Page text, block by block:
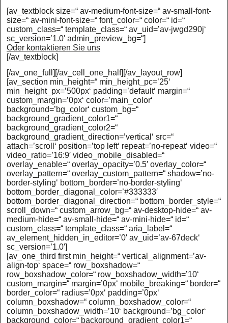
[av_textblock size=“ av-medium-font-size=“ av-small-font-
size=“ av-mini-font-size=“ font_color=“ color=“ id=“
custom_class=“ template_class=“ av_uid=’av-jwgd290j‘
sc_version=’1.0′ admin_preview_bg=“]
Oder kontaktieren Sie uns
[/av_textblock]
[/av_one_full][/av_cell_one_half][/av_layout_row]
[av_section min_height=“ min_height_pc=’25‘
min_height_px=’500px‘ padding=’default‘ margin=“
custom_margin=’0px‘ color=’main_color‘
background=’bg_color‘ custom_bg=“
background_gradient_color1=“
background_gradient_color2=“
background_gradient_direction=’vertical‘ src=“
attach=’scroll‘ position=’top left‘ repeat=’no-repeat‘ video=“
video_ratio=’16:9′ video_mobile_disabled=“
overlay_enable=“ overlay_opacity=’0.5′ overlay_color=“
overlay_pattern=“ overlay_custom_pattern=“ shadow=’no-
border-styling‘ bottom_border=’no-border-styling‘
bottom_border_diagonal_color=’#333333′
bottom_border_diagonal_direction=“ bottom_border_style=“
scroll_down=“ custom_arrow_bg=“ av-desktop-hide=“ av-
medium-hide=“ av-small-hide=“ av-mini-hide=“ id=“
custom_class=“ template_class=“ aria_label=“
av_element_hidden_in_editor=’0′ av_uid=’av-67deck‘
sc_version=’1.0′]
[av_one_third first min_height=“ vertical_alignment=’av-
align-top‘ space=“ row_boxshadow=“
row_boxshadow_color=“ row_boxshadow_width=’10‘
custom_margin=“ margin=’0px‘ mobile_breaking=“ border=“
border_color=“ radius=’0px‘ padding=’0px‘
column_boxshadow=“ column_boxshadow_color=“
column_boxshadow_width=’10‘ background=’bg_color‘
background_color=“ background_gradient_color1=“